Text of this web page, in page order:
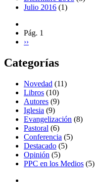
Julio 2016 (1)
Pág. 1
››
Categorías
Novedad (11)
Libros (10)
Autores (9)
Iglesia (9)
Evangelización (8)
Pastoral (6)
Conferencia (5)
Destacado (5)
Opinión (5)
PPC en los Medios (5)